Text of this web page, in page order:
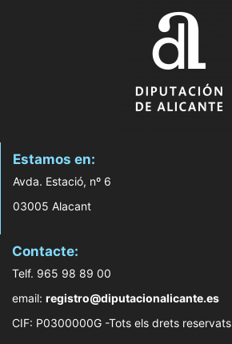
Estamos en:
Avda. Estació, nº 6
03005 Alacant
Contacte:
Telf. 965 98 89 00
email: registro@diputacionalicante.es
CIF: P0300000G -Tots els drets reservats